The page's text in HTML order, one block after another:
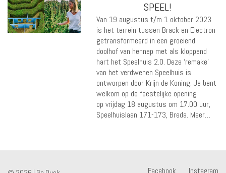
SPEEL!
Van 19 augustus t/m 1 oktober 2023
is het terrein tussen Brack en Electron
getransformeerd in een groeiend
doolhof van hennep met als kloppend
hart het Speelhuis 2.0. Deze ‘remake’
van het verdwenen Speelhuis is
ontworpen door Krijn de Koning. Je bent
welkom op de feestelijke opening
op vrijdag 18 augustus om 17.00 uur,
Speelhuislaan 171-173, Breda. Meer…
Facebook Instagram